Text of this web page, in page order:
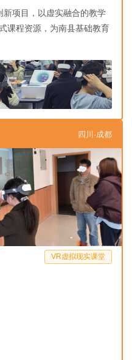
新项目，以虚实融合的教学
课程资源，为南县基础教育
四川·成都
VR虚拟现实课堂